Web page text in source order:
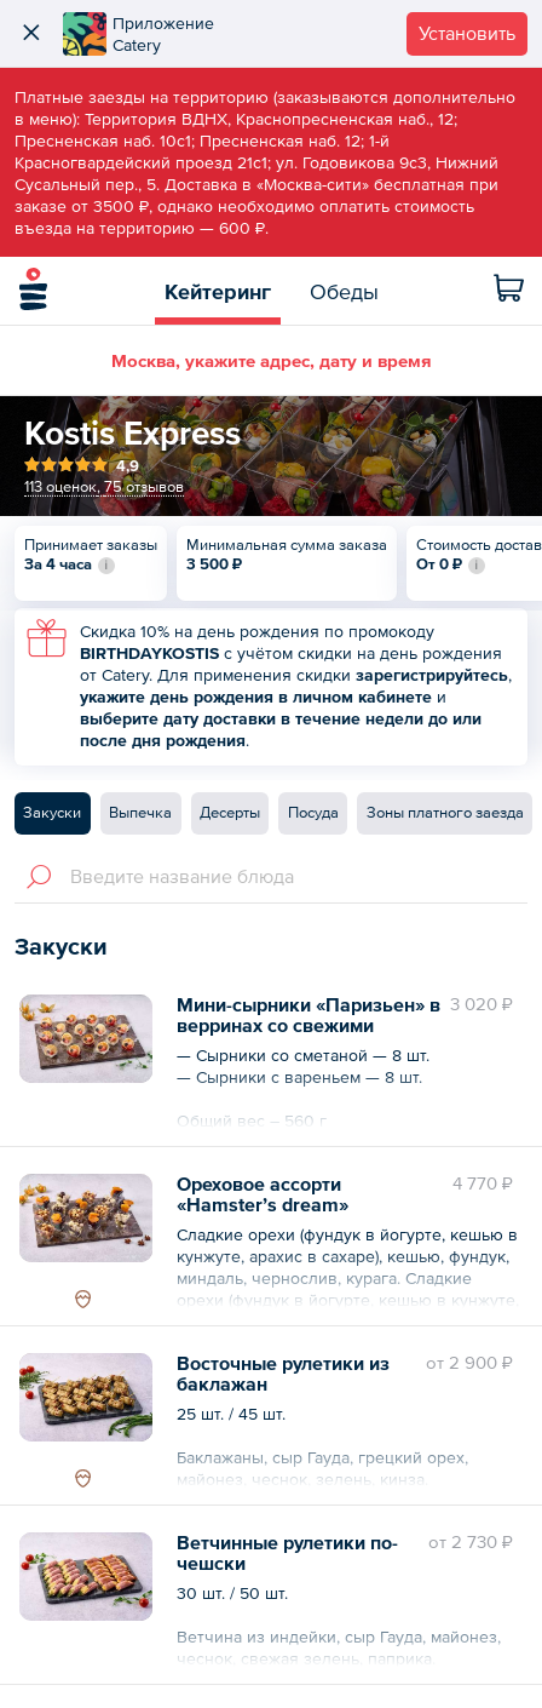
Приложение
Catery
Установить
Платные заезды на территорию (заказываются дополнительно
в меню): Территория ВДНХ, Краснопресненская наб., 12;
Пресненская наб. 10c1; Пресненская наб. 12; 1-й
Красногвардейский проезд 21c1; ул. Годовикова 9c3, Нижний
Сусальный пер., 5. Доставка в «Москва-сити» бесплатная при
заказе от 3500 ₽, однако необходимо оплатить стоимость
въезда на территорию — 600 ₽.
Кейтеринг Обеды
Москва, укажите адрес, дату и время
Kostis Express
4,9
113 оценок, 75 отзывов
Принимает заказы
За 4 часа
Минимальная сумма заказа
3 500 ₽
Стоимость
От 0 ₽
Скидка 10% на день рождения по промокоду
BIRTHDAYKOSTIS с учётом скидки на день рождения
от Catery. Для применения скидки зарегистрируйтесь,
укажите день рождения в личном кабинете и
выберите дату доставки в течение недели до или
после дня рождения.
Закуски Выпечка Десерты Посуда Зоны платного заезда
Закуски
3 020 ₽
Мини-сырники «Паризьен» в
верринах со свежими
ягодами 16 шт.
— Сырники со сметаной — 8 шт.
— Сырники с вареньем — 8 шт.
Общий вес – 560 г
4 770 ₽
Ореховое ассорти
«Hamster’s dream»
Сладкие орехи (фундук в йогурте, кешью в
кунжуте, арахис в сахаре), кешью, фундук,
миндаль, чернослив, курага. Сладкие
орехи (фундук в йогурте, кешью в кунжуте,
арахис в сахаре), кешью, фундук, миндаль,
Общий вес – 0.8 кг
oт 2 900 ₽
Восточные рулетики из
баклажан
25 шт. / 45 шт.
Баклажаны, сыр Гауда, грецкий орех,
майонез, чеснок, зелень, кинза.
oт 2 730 ₽
Ветчинные рулетики по-
чешски
30 шт. / 50 шт.
Ветчина из индейки, сыр Гауда, майонез,
чеснок, свежая зелень, паприка.